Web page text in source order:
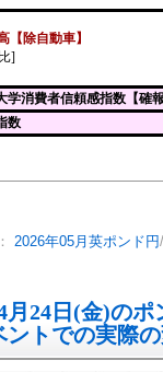
【除自動車】
]
学消費者信頼感指数【確
数
2026年05月英ポンド円
月24日(金)の
ントでの実際